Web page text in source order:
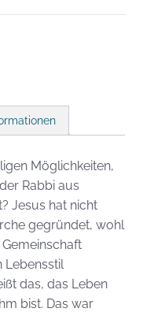
Möglichkeiten,
Rabbi aus
Jesus hat nicht
gegründet, wohl
Lebensstil
das, das Leben
bist. Das war